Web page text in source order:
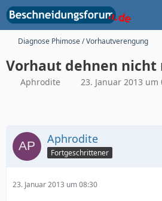
Diagnose Phimose / Vorhautverengung
Vorhaut dehnen nicht
Aphrodite 23. Januar 2013 um
Aphrodite
Fortgeschrittener
23. Januar 2013 um 08:30